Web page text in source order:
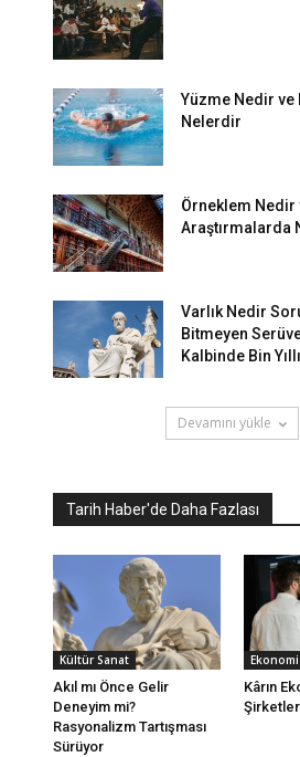
Yüzme Nedir ve
Nelerdir
Örneklem Nedir
Araştırmalarda
Varlık Nedir
Bitmeyen
Kalbinde Bin
Devamını yükle
Tarih Haber'de Daha Fazlası
Kültür Sanat
Akıl mı Önce Gelir
Deneyim mi?
Rasyonalizm Tartışması
Sürüyor
Ekonomi
Kârın